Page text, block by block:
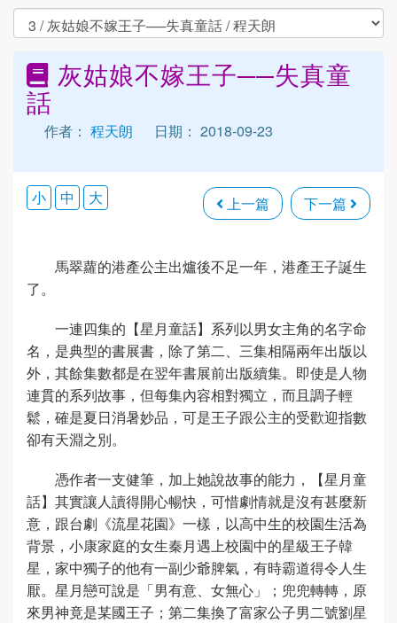
灰姑娘不嫁王子──失真童
話
作者： 程天朗 日期： 2018-09-23
上一篇 下一篇
小 中 大
馬翠蘿的港產公主出爐後不足一年，港產王子誕生
了。
一連四集的【星月童話】系列以男女主角的名字命
名，是典型的書展書，除了第二、三集相隔兩年出版以
外，其餘集數都是在翌年書展前出版續集。即使是人物
連貫的系列故事，但每集內容相對獨立，而且調子輕
鬆，確是夏日消暑妙品，可是王子跟公主的受歡迎指數
卻有天淵之別。
憑作者一支健筆，加上她說故事的能力，【星月童
話】其實讓人讀得開心暢快，可惜劇情就是沒有甚麼新
意，跟台劇《流星花園》一樣，以高中生的校園生活為
背景，小康家庭的女生秦月遇上校園中的星級王子韓
星，家中獨子的他有一副少爺脾氣，有時霸道得令人生
厭。星月戀可說是「男有意、女無心」；兜兜轉轉，原
來男神竟是某國王子；第二集換了富家公子男二號劉星